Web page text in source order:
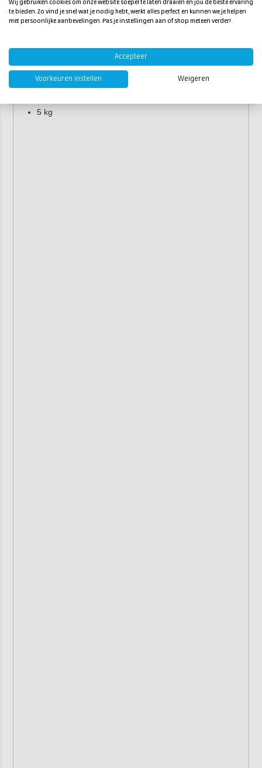
Eigenschappen
Minimale verwerkingstemperatuur:10°C
Verpakking:
5 kg
Wij gebruiken cookies om onze website soepel te laten draaien en jou de beste ervaring
te bieden. Zo vind je snel wat je nodig hebt, werkt alles perfect en kunnen we je helpen
met persoonlijke aanbevelingen. Pas je instellingen aan of shop meteen verder!
Accepteer
Voorkeuren instellen Weigeren